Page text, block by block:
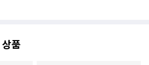
품